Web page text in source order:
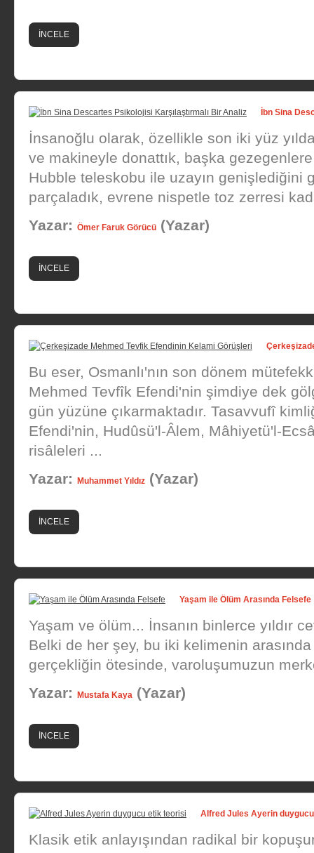
İNCELE
İbn Sina
İnsanoğlu olarak, özellikle son iki yüz
ve makineyle donattık, başka gezegenlere
Hubble teleskobu ile uzayın genişlediğini
parçaladık, evrene nispetle toz zerresi
Yazar: Ömer Faruk Görücü (Yazar)
İNCELE
Bu eser, Osmanlı'nın son dönem
Mehmed Tevfîk Efendi'nin şimdiye dek
gün yüzüne çıkarmaktadır. Tasavvufî
Efendi'nin, Hudûsü'l-Âlem, Mâhiyetü'l-
risâleleri ...
Yazar:
Muhammet Yıldız (Yazar)
İNCELE
Yaşam ile Ölüm Arasında Felsefe
Yaşam ve ölüm... İnsanın binlerce yıldır
Belki de her şey, bu iki kelimenin
gerçekliğin ötesinde, varoluşumuzun
Yazar:
Mustafa Kaya (Yazar)
İNCELE
Alfred Jules Ayerin
Klasik etik anlayışından radikal bir